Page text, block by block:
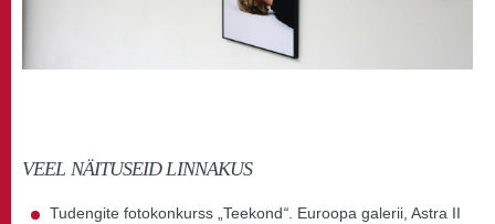
VEEL NÄITUSEID LINNAKUS
Tudengite fotokonkurss „Teekond“ . Euroopa galerii, Astra II